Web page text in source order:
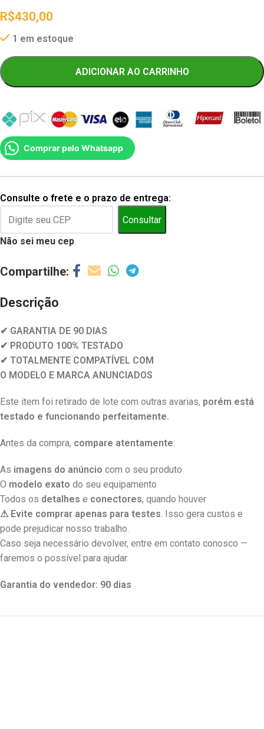
R$430,00
1 em estoque
ADICIONAR AO CARRINHO
Comprar pelo Whatsapp
Consulte o frete e o prazo de entrega:
Consultar
Não sei meu cep
Descrição
✔ GARANTIA DE 90 DIAS
✔ PRODUTO 100% TESTADO
✔ TOTALMENTE COMPATÍVEL COM
O MODELO E MARCA ANUNCIADOS
Este item foi retirado de lote com outras avarias, porém está
testado e funcionando perfeitamente.
Antes da compra, compare atentamente:
As imagens do anúncio com o seu produto
O modelo exato do seu equipamento
Todos os detalhes e conectores, quando houver
⚠ Evite comprar apenas para testes. Isso gera custos e
pode prejudicar nosso trabalho.
Caso seja necessário devolver, entre em contato conosco —
faremos o possível para ajudar.
Garantia do vendedor: 90 dias